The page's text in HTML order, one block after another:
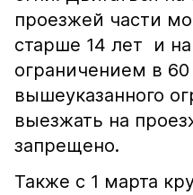
проезжей части
старше 14 лет и на
ограничением в
вышеуказанного
выезжать на
запрещено.
Также с 1 марта